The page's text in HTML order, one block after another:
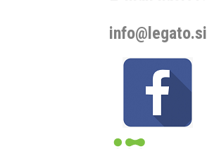
info@legato.si